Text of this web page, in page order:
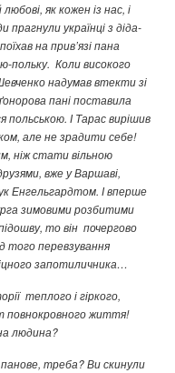
як кожен із нас, і
прагнули українці з діда-
на прив’язі пана
польку. Коли високого
надумав втекти зі
пані поставила
польською. І Тарас вирішив
але не зрадити себе!
ніж стати вільною
вже у Варшаві,
Енгельгардтом. І вперше
зимовими розбитими
то він почергово
того перевзування
запотиличника…
теплого і гіркого,
повнокровного життя!
людина?
треба? Ви скинули